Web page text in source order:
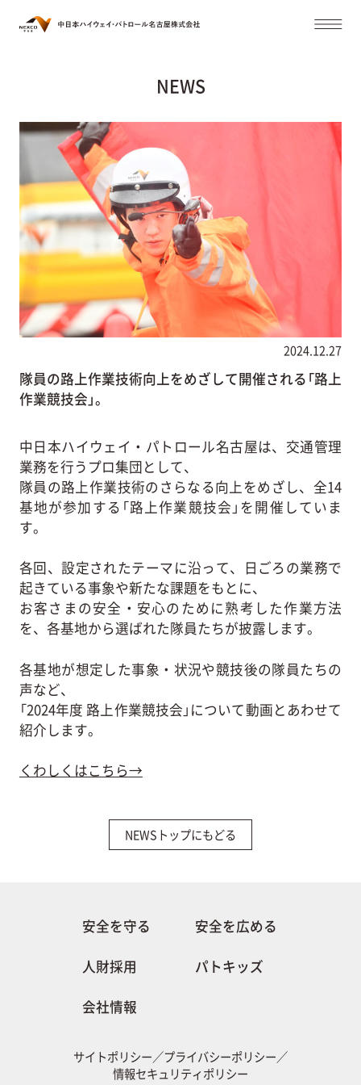
NEWS
2024.12.27
隊員の路上作業技術向上をめざして開催される「路上
作業競技会」。
中日本ハイウェイ・パトロール名古屋は、交通管理
業務を行うプロ集団として、
隊員の路上作業技術のさらなる向上をめざし、全14
基地が参加する「路上作業競技会」を開催していま
す。
各回、設定されたテーマに沿って、日ごろの業務で
起きている事象や新たな課題をもとに、
お客さまの安全・安心のために熟考した作業方法
を、各基地から選ばれた隊員たちが披露します。
各基地が想定した事象・状況や競技後の隊員たちの
声など、
「2024年度 路上作業競技会」について動画とあわせて
紹介します。
くわしくはこちら→
NEWSトップにもどる
安全を守る 安全を広める
人財採用 パトキッズ
会社情報
サイトポリシー／プライバシーポリシー／
情報セキュリティポリシー